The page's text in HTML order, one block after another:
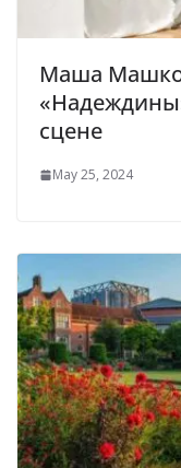
Маша
сцене
May 25, 2024